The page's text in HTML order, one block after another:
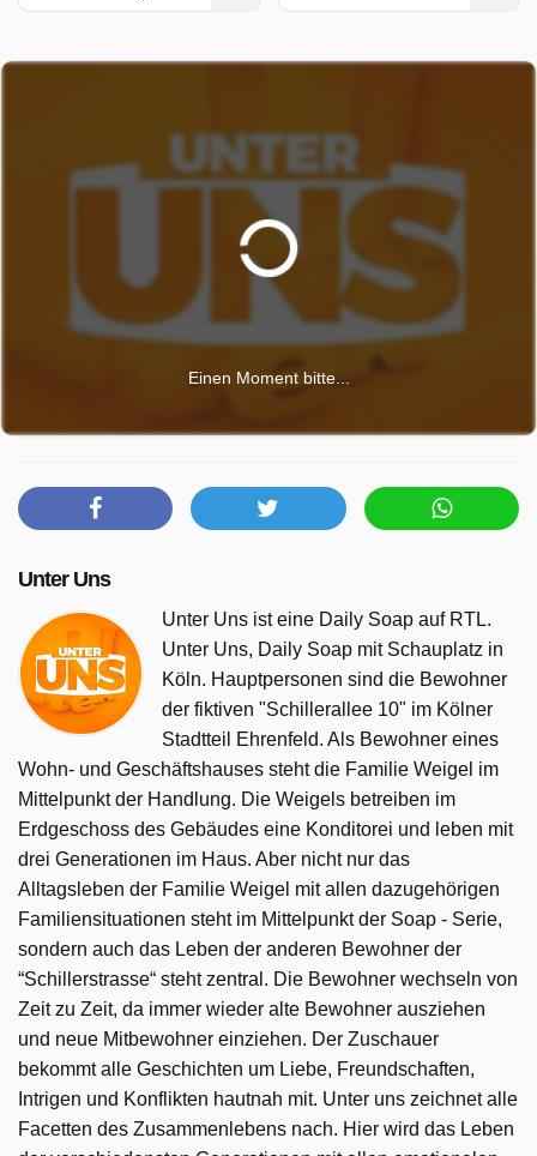
Einen Moment bitte...
Unter Uns
Unter Uns ist eine Daily Soap auf RTL.
Unter Uns, Daily Soap mit Schauplatz in
Köln. Hauptpersonen sind die Bewohner
der fiktiven "Schillerallee 10" im Kölner
Stadtteil Ehrenfeld. Als Bewohner eines
Wohn- und Geschäftshauses steht die Familie Weigel im
Mittelpunkt der Handlung. Die Weigels betreiben im
Erdgeschoss des Gebäudes eine Konditorei und leben mit
drei Generationen im Haus. Aber nicht nur das
Alltagsleben der Familie Weigel mit allen dazugehörigen
Familiensituationen steht im Mittelpunkt der Soap - Serie,
sondern auch das Leben der anderen Bewohner der
“Schillerstrasse“ steht zentral. Die Bewohner wechseln von
Zeit zu Zeit, da immer wieder alte Bewohner ausziehen
und neue Mitbewohner einziehen. Der Zuschauer
bekommt alle Geschichten um Liebe, Freundschaften,
Intrigen und Konflikten hautnah mit. Unter uns zeichnet alle
Facetten des Zusammenlebens nach. Hier wird das Leben